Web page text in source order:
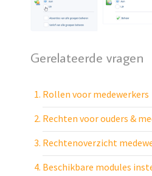
Gerelateerde vragen
Rollen voor medewerkers
Rechten voor ouders &
Rechtenoverzicht
Beschikbare modules